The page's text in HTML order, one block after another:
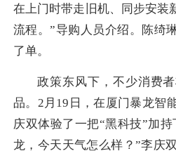
在上门时带走旧机、同步安装
流程。”导购人员介绍。陈绮
了单。
政策东风下，不少消费
品。2月19日，在厦门暴龙智
庆双体验了一把“黑科技”加
龙，今天天气怎么样？”李庆